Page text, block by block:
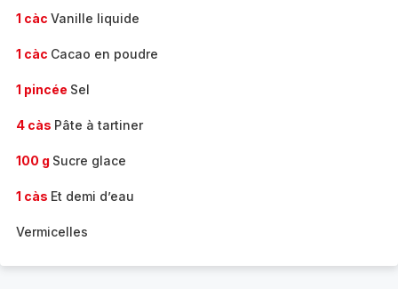
1 càc Vanille liquide
1 càc Cacao en poudre
1 pincée Sel
4 càs Pâte à tartiner
100 g Sucre glace
1 càs Et demi d’eau
Vermicelles